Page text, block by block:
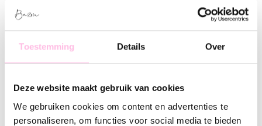
Toestemming Details Over
Deze website maakt gebruik van cookies
We gebruiken cookies om content en advertenties te
personaliseren, om functies voor social media te bieden
Beaded necklace XXL - brown
€ 29.95
Lilac Peach Pink bruin
Free shipping on orders over €35
Shipping from €1.95